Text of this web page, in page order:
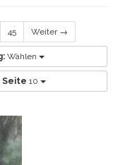
45 Weiter →
Wählen
Seite 10